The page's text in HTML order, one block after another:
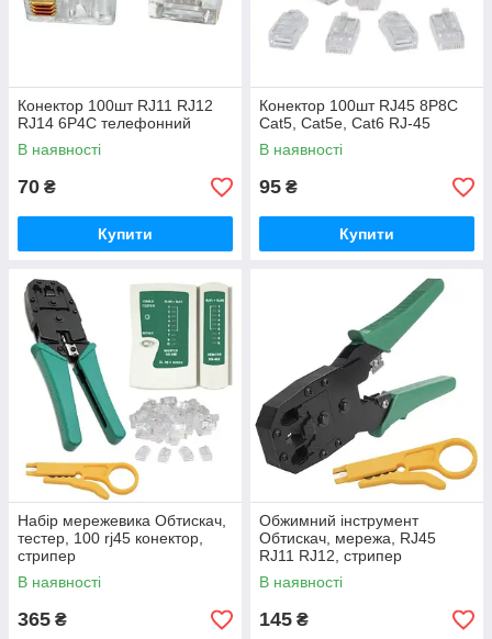
Конектор 100шт RJ11 RJ12
RJ14 6P4C телефонний
В наявності
70 ₴
Купити
Конектор 100шт RJ45 8P8C
Cat5, Cat5e, Cat6 RJ-45
В наявності
95 ₴
Купити
Набір мережевика Обтискач,
тестер, 100 rj45 конектор,
стрипер
В наявності
365 ₴
Обжимний інструмент
Обтискач, мережа, RJ45
RJ11 RJ12, стрипер
В наявності
145 ₴